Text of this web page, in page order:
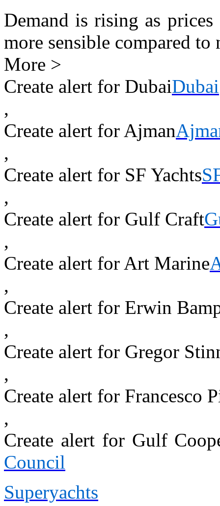
Demand is rising as
more sensible compared to
More >
Create alert for DubaiDubai
,
Create alert for Ajman
,
Create alert for SF Yachts
,
Create alert for Gulf Craft
,
Create alert for Art Marine
,
Create alert for Erwin
,
Create alert for Gregor
,
Create alert for Francesco
,
Create alert for Gulf
Council
Superyachts